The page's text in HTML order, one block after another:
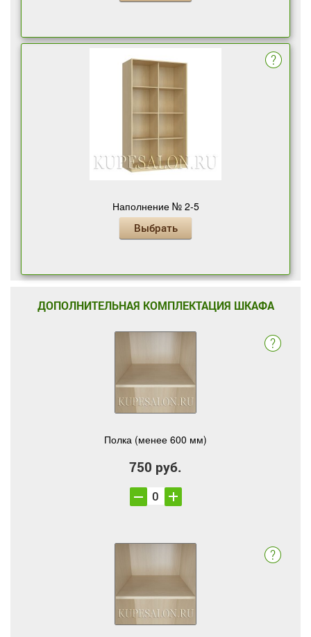
Наполнение № 2-5
Выбрать
ДОПОЛНИТЕЛЬНАЯ КОМПЛЕКТАЦИЯ ШКАФА
Полка (менее 600 мм)
750 руб.